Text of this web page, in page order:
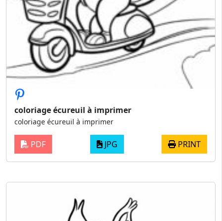
coloriage écureuil à imprimer
coloriage écureuil à imprimer
PDF JPG PRINT